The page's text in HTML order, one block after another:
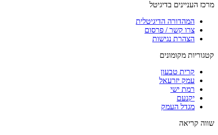
מרכז העניינים בדיגיטל
המהדורה הדיגיטלית
צרו קשר / פרסום
הצהרת נגישות
קטגוריות מקומונים
קרית טבעון
עמק יזרעאל
רמת ישי
יקנעם
מגדל העמק
שווה קריאה